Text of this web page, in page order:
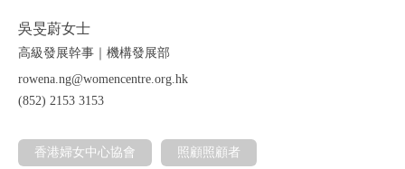
吳旻蔚女士
高級發展幹事｜機構發展部
rowena.ng@womencentre.org.hk
(852) 2153 3153
香港婦女中心協會 照顧照顧者